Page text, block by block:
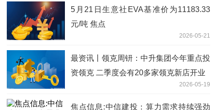
5月21日生意社EVA基准价为11183.33
元/吨 焦点
2026-05-21
最资讯丨领克周钘：中升集团今年重点投
资领克 二季度会有20多家领克新店开业
2026-05-19
焦点信息:中信建投：算力需求持续强劲